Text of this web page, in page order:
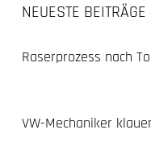
NEUESTE BEITRÄGE
Raserprozess nach
VW-Mechaniker